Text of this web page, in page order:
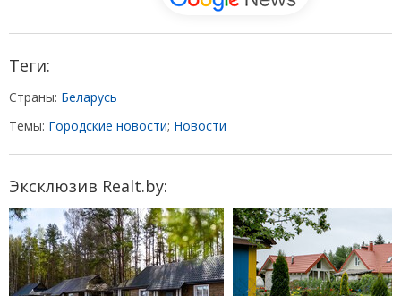
Теги:
Страны: Беларусь
Темы: Городские новости; Новости
Эксклюзив Realt.by: